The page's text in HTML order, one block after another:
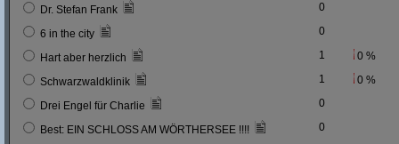
Dr. Stefan Frank 0
6 in the city 0
Hart aber herzlich 1 0 %
Schwarzwaldklinik 1 0 %
Drei Engel für Charlie 0
Best: EIN SCHLOSS AM WÖRTHERSEE !!!! 0